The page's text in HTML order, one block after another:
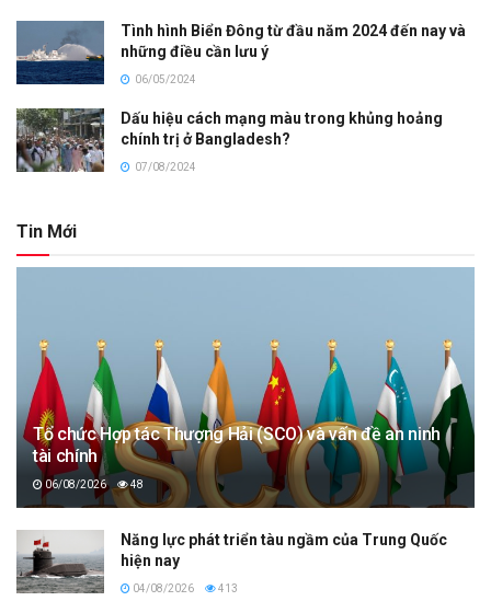
Tình hình Biển Đông từ đầu năm 2024 đến nay và
những điều cần lưu ý
06/05/2024
Dấu hiệu cách mạng màu trong khủng hoảng
chính trị ở Bangladesh?
07/08/2024
Tin Mới
Tổ chức Hợp tác Thượng Hải (SCO) và vấn đề an ninh
tài chính
06/08/2026 48
Năng lực phát triển tàu ngầm của Trung Quốc
hiện nay
04/08/2026 413